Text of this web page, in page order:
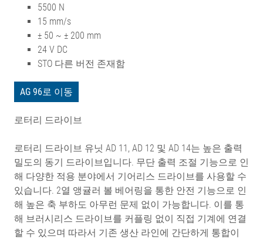
5500 N
15 mm/s
± 50 ~ ± 200 mm
24 V DC
STO 다른 버전 존재함
AG 96로 이동
로터리 드라이브
로터리 드라이브 유닛 AD 11, AD 12 및 AD 14는 높은 출력
밀도의 동기 드라이브입니다. 무단 출력 조절 기능으로 인
해 다양한 적용 분야에서 기어리스 드라이브를 사용할 수
있습니다. 2열 앵귤러 볼 베어링을 통한 안전 기능으로 인
해 높은 축 부하도 아무런 문제 없이 가능합니다. 이를 통
해 브러시리스 드라이브를 커플링 없이 직접 기계에 연결
할 수 있으며 따라서 기존 생산 라인에 간단하게 통합이